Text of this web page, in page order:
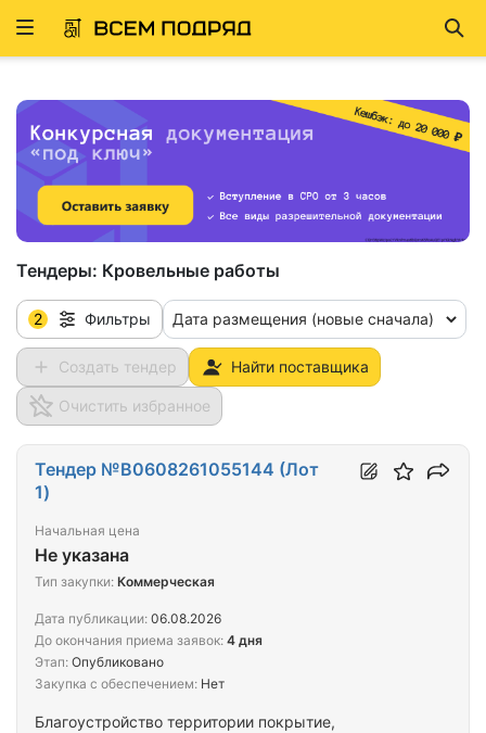
Развернуть
Тендеры: Кровельные работы
2 Фильтры Дата размещения (новые сначала)
Создать тендер Найти поставщика
Очистить избранное
Благоустройство территории покрытие,
Тендер №B0608261055144 (Лот
1)
Начальная цена
Не указана
Тип закупки: Коммерческая
Дата публикации: 06.08.2026
До окончания приема заявок: 4 дня
Этап: Опубликовано
Закупка с обеспечением: Нет